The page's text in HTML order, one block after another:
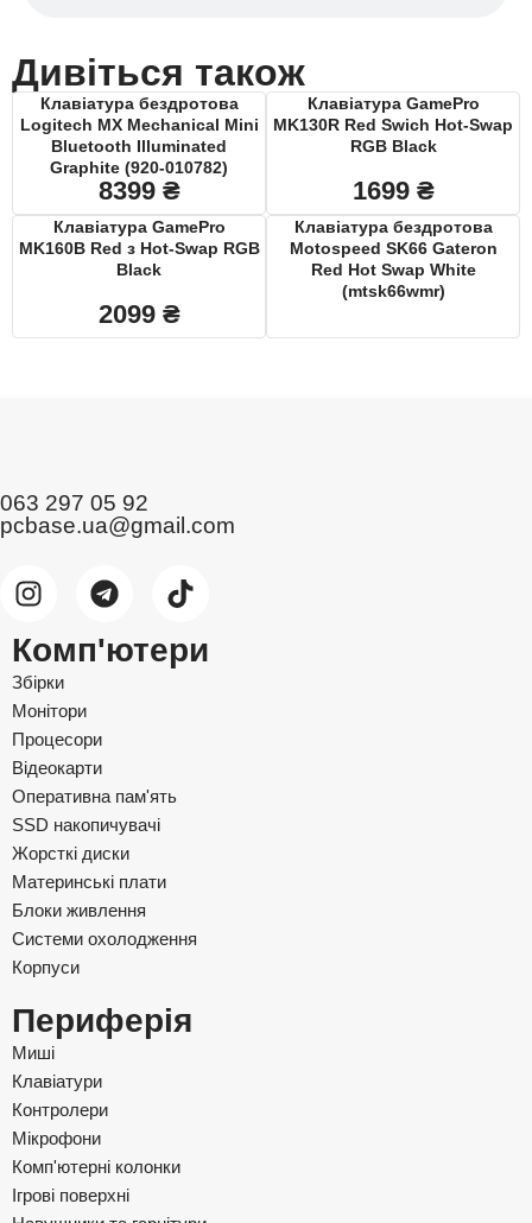
Дивіться також
Клавiатура бездротова
Logitech MX Mechanical Mini
Bluetooth Illuminated
Graphite (920-010782)
8399 ₴
Клавіатура GamePro
MK130R Red Swich Hot-Swap
RGB Black
1699 ₴
Клавіатура GamePro
MK160B Red з Hot-Swap RGB
Black
2099 ₴
Клавіатура бездротова
Motospeed SK66 Gateron
Red Hot Swap White
(mtsk66wmr)
063 297 05 92
pcbase.ua@gmail.com
Комп'ютери
Збірки
Монітори
Процесори
Відеокарти
Оперативна пам'ять
SSD накопичувачі
Жорсткі диски
Материнські плати
Блоки живлення
Системи охолодження
Корпуси
Периферія
Миші
Клавіатури
Контролери
Мікрофони
Комп'ютерні колонки
Ігрові поверхні